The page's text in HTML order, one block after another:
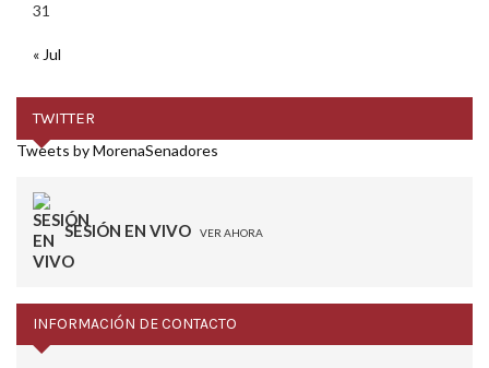
31
« Jul
TWITTER
Tweets by MorenaSenadores
SESIÓN EN VIVO VER AHORA
INFORMACIÓN DE CONTACTO